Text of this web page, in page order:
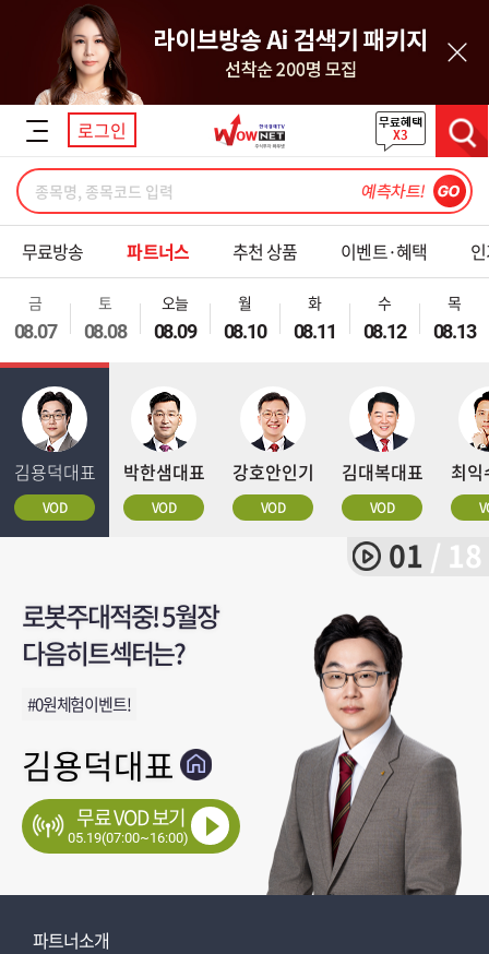
닫기
로그인
무료방송 파트너스 추천 상품 이벤트·혜택
금
08.07
토
08.08
오늘
08.09
월
08.10
화
08.11
수
08.12
목
08.13
김용덕대표
VOD
박한샘대표
VOD
강호안인기
VOD
김대복대표
VOD
최익
로봇주대적중! 5월장
다음히트섹터는?
#0원체험이벤트!
김용덕대표
무료 VOD 보기
05.19(07:00~16:00)
파트너소개
월가 리포트= 5월 19일 (목)
#월가 리포트= 5월 19일 (목)
박한샘대표
05.19(07:30~07:45)
특별이벤트
★3연속 월베+분베★급등
메이저주는?
#3연속월베+분베
강호안인기
05.19(07:30~08:30)
특별이벤트
뉴욕마감, 프리마켓 전략
#뉴욕마감, 프리마켓 전략
김대복대표
05.19(07:50~08:15)
파트너소개
☆ [굿모닝작전 3부] 연계 장 전
공개방송
#.
최익수대표
05.19(08:00~08:30)
파트너소개
지수장세 소외되신분 입장!
#반도체소부장
감은숙대표
05.19(08:00~10:00)
특별이벤트
주성엔지니어링 상한가대적중축하
#주성엔지니어링 상한가대적중축하
정해영대표
05.19(08:00~08:50)
특별이벤트
채권악재 + 필라델피아 반도체가 또
빠졌다
#먹거린여기
유일한대표
05.19(08:20~08:50)
특별이벤트
주요 이슈점검과 시장대응 방법
#삼성전자
한옥석소장
05.19(08:30~09:20)
특별이벤트
우주항공주와 로봇테마주 투자전략
#엔비디아실적발표
김우식대표
05.19(08:30~15:30)
특별이벤트
반도체 목숨줄 틀어쥔 - 미국
채권수익률
#반도체 목숨줄 틀어쥔 - 미국 채권수익률
박한샘대표
05.19(08:30~14:50)
특별이벤트
장중 주목할 단타 유망주와 테마업종
점검
#삼성전자
한옥석소장
05.19(12:00~13:00)
특별이벤트
★3연속 월베+분베★급등
메이저주는?
#3연속월베+분베
강호안인기
05.19(15:50~16:30)
특별이벤트
반등 구간 및 매도 구간!
#주도주
이동근대표
05.19(16:00~16:10)
특별이벤트
사흘연속 매도사이드카,에프터
마켓전략
#사흘연속 매도사이드카,에프터 마켓전략
김대복대표
05.19(17:00~17:40)
파트너소개
차별화장세 AI반도체 재생에너지
로봇 집중
#구조적성장주
신학수대표
05.19(21:00~23:50)
특별이벤트
★3연속 월베+분베★급등
메이저주는?
#3연속월베+분베
강호안인기
05.19(22:00~23:30)
특별이벤트
눈감고 매수
#매수구간진입
김민재대표
05.19(22:00~00:00)
파트너소개
01 / 18